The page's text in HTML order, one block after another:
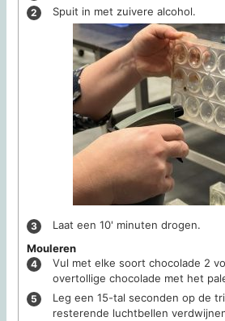
Spuit in met zuivere alcohol.
Laat een 10' minuten drogen.
Mouleren
Vul met elke soort chocolade 2
overtollige chocolade met het
Leg een 15-tal seconden op de
resterende luchtbellen